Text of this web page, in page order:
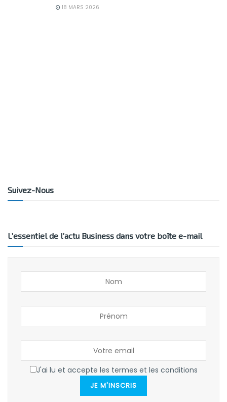
18 MARS 2026
Suivez-Nous
L’essentiel de l’actu Business dans votre boîte e-mail
J'ai lu et accepte les termes et les conditions
JE M'INSCRIS